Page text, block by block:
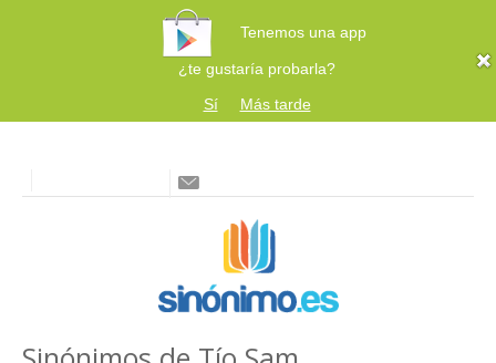
Tenemos una app
¿te gustaría probarla?
Sí
Más tarde